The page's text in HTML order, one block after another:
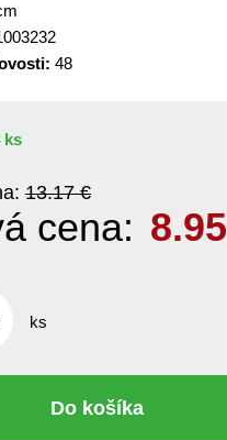
48
ks
13.17 €
cena: 8.95
ks
Do košíka